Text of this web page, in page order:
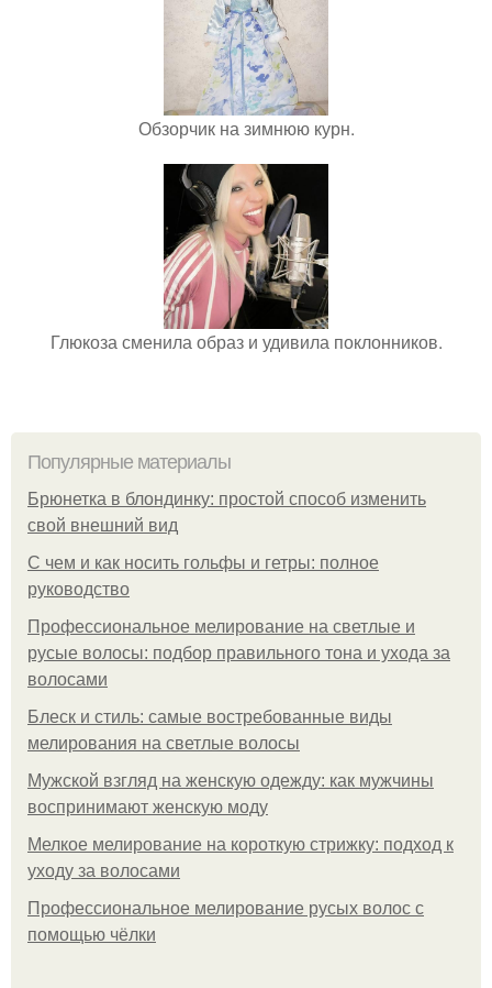
Обзорчик на зимнюю курн.
Глюкоза сменила образ и удивила поклонников.
Популярные материалы
Брюнетка в блондинку: простой способ изменить
свой внешний вид
С чем и как носить гольфы и гетры: полное
руководство
Профессиональное мелирование на светлые и
русые волосы: подбор правильного тона и ухода за
волосами
Блеск и стиль: самые востребованные виды
мелирования на светлые волосы
Мужской взгляд на женскую одежду: как мужчины
воспринимают женскую моду
Мелкое мелирование на короткую стрижку: подход к
уходу за волосами
Профессиональное мелирование русых волос с
помощью чёлки